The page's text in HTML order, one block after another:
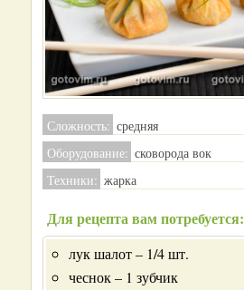
Сложность: средняя
Оборудование: сковорода вок
Техники: жарка
Для рецепта вам потребуется:
лук шалот – 1/4 шт.
чеснок – 1 зубчик